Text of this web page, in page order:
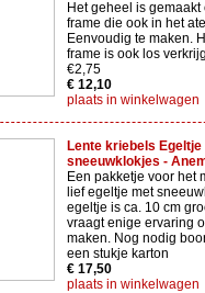
Het geheel is
frame die ook in het
Eenvoudig te maken.
frame is ook los
€2,75
€ 12,10
plaats in winkelwagen
Lente kriebels Egeltje
sneeuwklokjes -
Een pakketje voor het
lief egeltje met
egeltje is ca. 10 cm
vraagt enige ervaring
maken. Nog nodig
een stukje karton
€ 17,50
plaats in winkelwagen